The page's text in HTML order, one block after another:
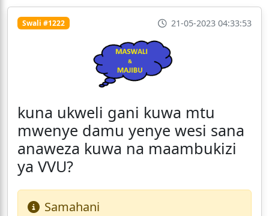
Swali #1222 21-05-2023 04:33:53
kuna ukweli gani kuwa mtu
mwenye damu yenye wesi sana
anaweza kuwa na maambukizi
ya VVU?
Samahani